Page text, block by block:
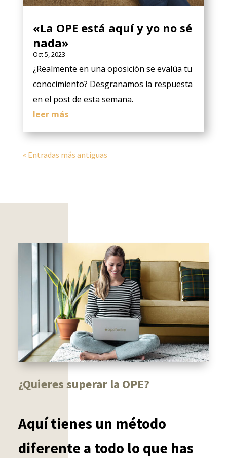
«La OPE está aquí y yo no sé
nada»
Oct 5, 2023
¿Realmente en una oposición se evalúa tu
conocimiento? Desgranamos la respuesta
en el post de esta semana.
leer más
« Entradas más antiguas
¿Quieres superar la OPE?
Aquí tienes un método
diferente a todo lo que has